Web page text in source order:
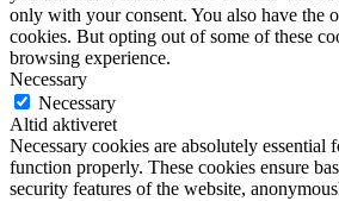
only with your consent. You also have the
cookies. But opting out of some of these
browsing experience.
Necessary
Necessary
Altid aktiveret
Necessary cookies are absolutely essential
function properly. These cookies ensure
security features of the website,